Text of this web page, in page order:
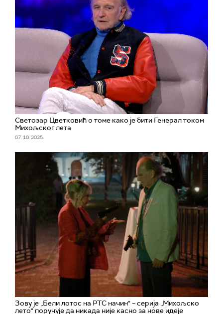
Светозар Цветковић о томе како је бити Генерал током
Михољског лета
07. 10. 2025.
Зову је „Бели лотос на РТС начин" – серија „Михољско
лето" поручује да никада није касно за нове идеје